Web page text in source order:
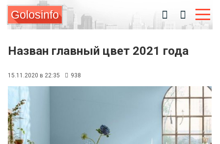
Golosinfo
Назван главный цвет 2021 года
15.11.2020 в 22:35 938